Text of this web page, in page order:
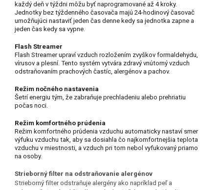
každý deň v týždni môžu byť naprogramované až 4 kroky.
Jednotky bez týždenného časovača majú 24-hodinový časovač
umožňujúci nastaviť jeden čas denne kedy sa jednotka zapne a
jeden čas kedy sa vypne.
Flash Streamer
Flash Streamer upraví vzduch rozložením zvyškov formaldehydu,
vírusov a plesní. Tento systém vytvára zdravý vnútorný vzduch
odstraňovaním prachových častíc, alergénov a pachov.
Režim nočného nastavenia
Šetrí energiu tým, že zabraňuje prechladeniu alebo prehriatiu
počas noci.
Režim komfortného prúdenia
Režim komfortného prúdenia vzduchu automaticky nastaví smer
výfuku vzduchu tak, aby sa dosiahla čo najkomfortnejšia teplota
vzduchu v miestnosti, a vzduch pri tom nebol vyfukovaný priamo
na osoby.
Strieborný filter na odstraňovanie alergénov
Strieborný filter odstraňuje alergény ako napríklad peľ a